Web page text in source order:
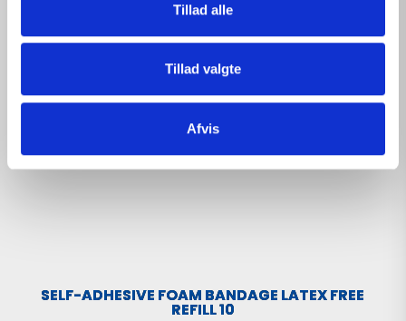
Tillad alle
Tillad valgte
Afvis
SELF-ADHESIVE FOAM BANDAGE LATEX FREE
REFILL 10